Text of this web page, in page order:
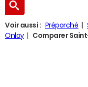
Voir aussi : Préporché
Onlay
Comparer